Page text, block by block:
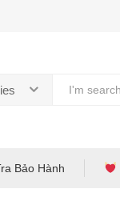
Bảo Hành